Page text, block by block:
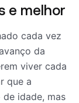
e melhor
cada vez
da
viver cada
que a
de idade, mas